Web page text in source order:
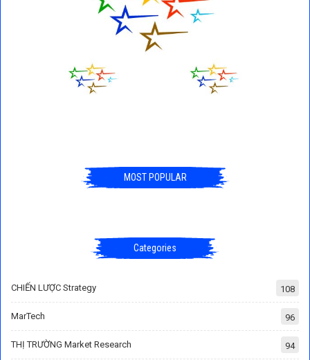
MOST POPULAR
Categories
CHIẾN LƯỢC Strategy 108
MarTech 96
THỊ TRƯỜNG Market Research 94